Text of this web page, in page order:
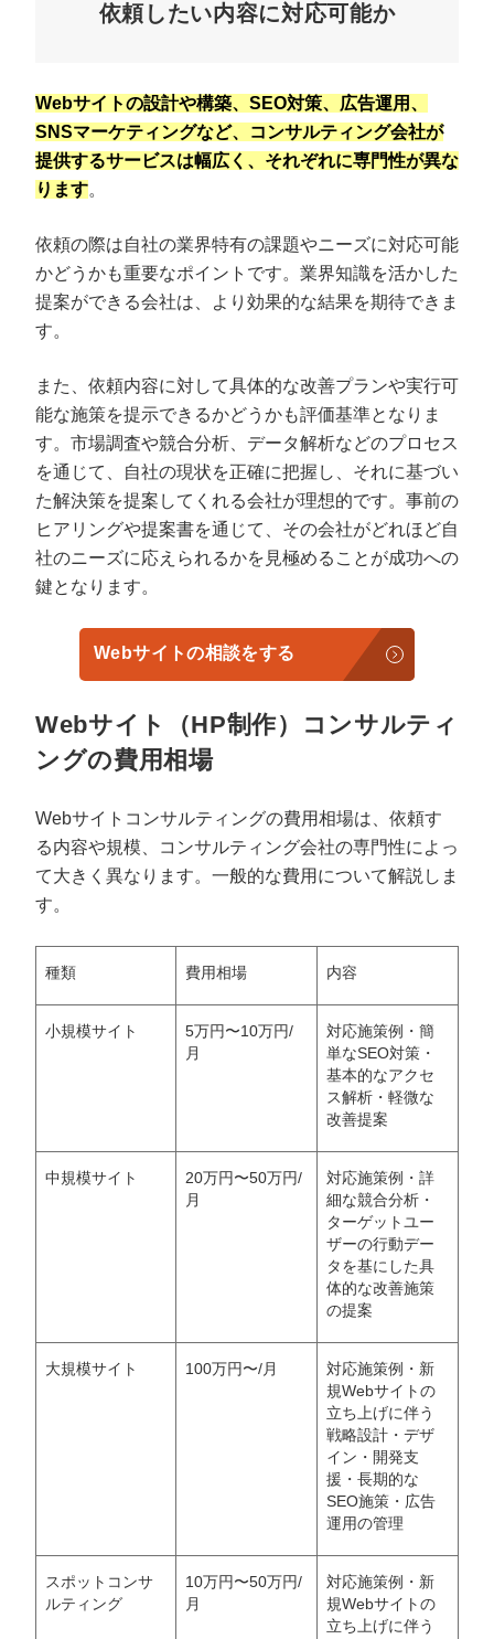
依頼したい内容に対応可能か
Webサイトの設計や構築、SEO対策、広告運用、
SNSマーケティングなど、コンサルティング会社が
提供するサービスは幅広く、それぞれに専門性が異な
ります。
依頼の際は自社の業界特有の課題やニーズに対応可能
かどうかも重要なポイントです。業界知識を活かした
提案ができる会社は、より効果的な結果を期待できま
す。
また、依頼内容に対して具体的な改善プランや実行可
能な施策を提示できるかどうかも評価基準となりま
す。市場調査や競合分析、データ解析などのプロセス
を通じて、自社の現状を正確に把握し、それに基づい
た解決策を提案してくれる会社が理想的です。事前の
ヒアリングや提案書を通じて、その会社がどれほど自
社のニーズに応えられるかを見極めることが成功への
鍵となります。
Webサイトの相談をする
Webサイト（HP制作）コンサルティ
ングの費用相場
Webサイトコンサルティングの費用相場は、依頼す
る内容や規模、コンサルティング会社の専門性によっ
て大きく異なります。一般的な費用について解説しま
す。
種類 費用相場 内容
小規模サイト
5万円〜10万円/
月
対応施策例・簡
単なSEO対策・
基本的なアクセ
ス解析・軽微な
改善提案
中規模サイト
20万円〜50万円/
月
対応施策例・詳
細な競合分析・
ターゲットユー
ザーの行動デー
タを基にした具
体的な改善施策
の提案
大規模サイト 100万円〜/月
対応施策例・新
規Webサイトの
立ち上げに伴う
戦略設計・デザ
イン・開発支
援・長期的な
SEO施策・広告
運用の管理
スポットコンサ
ルティング
10万円〜50万円/
月
対応施策例・新
規Webサイトの
立ち上げに伴う